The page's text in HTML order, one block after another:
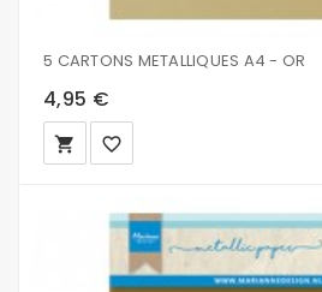
5 CARTONS METALLIQUES A4 - OR
4,95 €
local_grocery_store favorite_border